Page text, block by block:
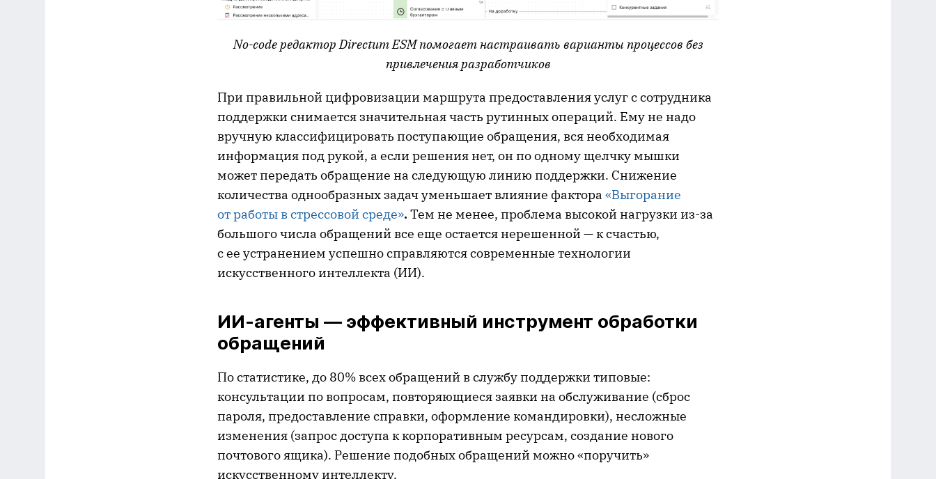
No-codeредактор Directum ESMпомогает настраивать варианты процессов без
привлечения разработчиков
При правильной цифровизации маршрута предоставления услуг с сотрудника
поддержки снимается значительная часть рутинных операций. Ему не надо
вручную классифицировать поступающие обращения, вся необходимая
информация под рукой, а если решения нет, он по одному щелчку мышки
может передать обращение на следующую линию поддержки. Снижение
количества однообразных задач уменьшает влияние фактора «Выгорание
от работы в стрессовой среде». Тем не менее, проблема высокой нагрузки из-за
большого числа обращений все еще остается нерешенной — к счастью,
с ее устранением успешно справляются современные технологии
искусственного интеллекта (ИИ).
ИИ-агенты — эффективный инструмент обработки
обращений
По статистике, до 80% всех обращений в службу поддержки типовые:
консультации по вопросам, повторяющиеся заявки на обслуживание (сброс
пароля, предоставление справки, оформление командировки), несложные
изменения (запрос доступа к корпоративным ресурсам, создание нового
почтового ящика). Решение подобных обращений можно «поручить»
искусственному интеллекту.